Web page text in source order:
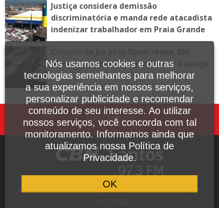
Justiça considera demissão
discriminatória e manda rede atacadista
indenizar trabalhador em Praia Grande
atletas no Ginásio Tejereba em Guarujá
Fale Conosco
Avenida Dr. Pedro Lessa, 1640, sala 809, Santos - SP,
Nós usamos cookies e outras
tecnologias semelhantes para melhorar
a sua experiência em nossos serviços,
personalizar publicidade e recomendar
conteúdo de seu interesse. Ao utilizar
nossos serviços, você concorda com tal
monitoramento. Informamos ainda que
atualizamos nossa Política de
Privacidade.
OK